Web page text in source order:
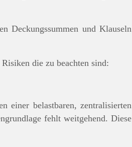
Deckungssummen und Klauseln
die zu beachten sind:
einer belastbaren, zentralisierten
fehlt weitgehend. Diese